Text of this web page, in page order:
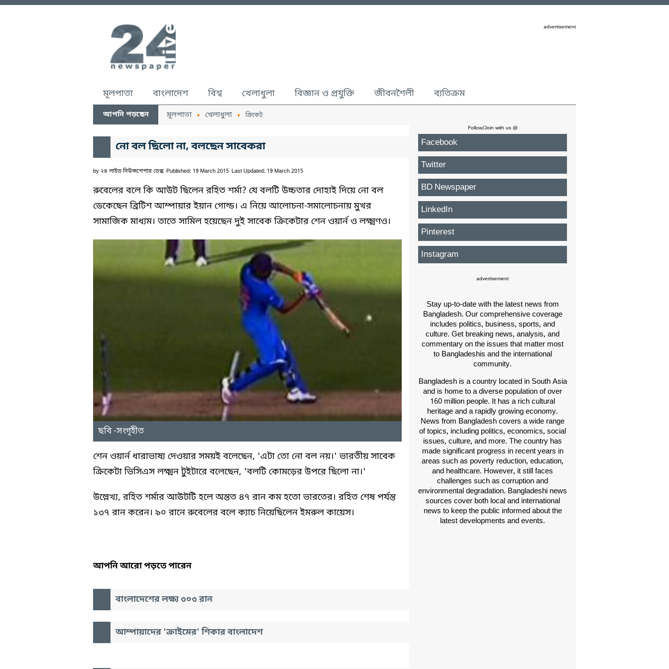
advertisement
মূলপাতা বাংলাদেশ বিশ্ব খেলাধুলা বিজ্ঞান ও প্রযুক্তি জীবনশৈলী ব্যতিক্রম
আপনি পড়ছেন মূলপাতা খেলাধুলা ক্রিকেট
নো বল ছিলো না, বলছেন সাবেকরা
by ২৪ লাইভ নিউজপেপার ডেস্ক Published: 19 March 2015 Last Updated: 19 March 2015
রুবেলের বলে কি আউট ছিলেন রহিত শর্মা? যে বলটি উচ্চতার দোহাই দিয়ে নো বল
ডেকেছেন ব্রিটিশ আম্পায়ার ইয়ান গোল্ড। এ নিয়ে আলোচনা-সমালোচনায় মুখর
সামাজিক মাধ্যম। তাতে সামিল হয়েছেন দুই সাবেক ক্রিকেটার শেন ওয়ার্ন ও লক্ষ্মণও।
ছবি -সংগৃহীত
শেন ওয়ার্ন ধারাভাষ্য দেওয়ার সময়ই বলেছেন, 'এটা তো নো বল নয়।' ভারতীয় সাবেক
ক্রিকেটা ভিসিএস লক্ষ্মন টুইটারে বলেছেন, 'বলটি কোমড়ের উপরে ছিলো না।'
উল্লেখ্য, রহিত শর্মার আউটটি হলে অন্তত ৪৭ রান কম হতো ভারতের। রহিত শেষ পর্যন্ত
১৩৭ রান করেন। ৯০ রানে রুবেলের বলে ক্যাচ নিয়েছিলেন ইমরুল কায়েস।
আপনি আরো পড়তে পারেন
বাংলাদেশের লক্ষ্য ৩০৩ রান
আম্পায়াদের 'ক্রাইমের' শিকার বাংলাদেশ
Follow/Join with us @
Facebook
Twitter
BD Newspaper
LinkedIn
Pinterest
Instagram
advertisement
Stay up-to-date with the latest news from
Bangladesh. Our comprehensive coverage
includes politics, business, sports, and
culture. Get breaking news, analysis, and
commentary on the issues that matter most
to Bangladeshis and the international
community.
Bangladesh is a country located in South Asia
and is home to a diverse population of over
160 million people. It has a rich cultural
heritage and a rapidly growing economy.
News from Bangladesh covers a wide range
of topics, including politics, economics, social
issues, culture, and more. The country has
made significant progress in recent years in
areas such as poverty reduction, education,
and healthcare. However, it still faces
challenges such as corruption and
environmental degradation. Bangladeshi news
sources cover both local and international
news to keep the public informed about the
latest developments and events.